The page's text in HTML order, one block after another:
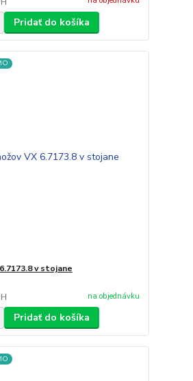
Pridať do košíka
v stojane
na objednávku
Pridať do košíka